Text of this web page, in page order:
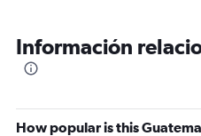
Información
How popular is this